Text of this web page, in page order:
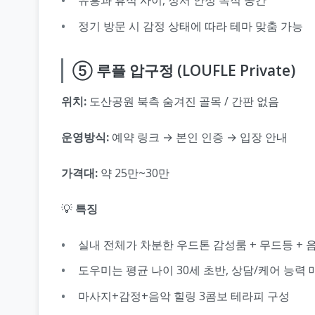
정기 방문 시 감정 상태에 따라 테마 맞춤 가능
⑤ 루플 압구정 (LOUFLE Private)
위치: 도산공원 북측 숨겨진 골목 / 간판 없음
운영방식: 예약 링크 → 본인 인증 → 입장 안내
가격대: 약 25만~30만
💡 특징
실내 전체가 차분한 우드톤 감성룸 + 무드등 +
도우미는 평균 나이 30세 초반, 상담/케어 능력
마사지+감정+음악 힐링 3콤보 테라피 구성